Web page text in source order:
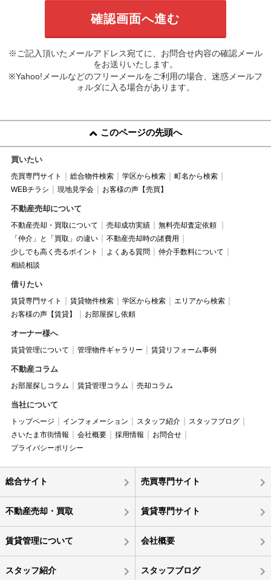
※ご記入頂いたメールアドレス宛てに、お問合せ内容の確認メール
をお送りいたします。
※Yahoo!メールなどのフリーメールをご利用の場合、迷惑メールフ
ォルダに入る場合があります。
このページの先頭へ
買いたい
売買専門サイト 総合物件検索 学区から検索
町名から検索
WEBチラシ
現地見学会 お客様の声【売買】
不動産売却について
不動産売却・買取について 売却成功実績
無料売却査定依頼
「仲介」と「買取」の違い
不動産売却時の諸費用
少しでも高く売るポイント
よくある質問
仲介手数料について
相続相談
借りたい
賃貸専門サイト 賃貸物件検索 学区から検索
エリアから検索
お客様の声【賃貸】
お部屋探し依頼
オーナー様へ
賃貸管理について 管理物件ギャラリー 賃貸リフォーム事例
不動産コラム
お部屋探しコラム 賃貸管理コラム 売却コラム
当社について
トップページ インフォメーション スタッフ紹介
スタッフブログ
さいたま市街情報
会社概要 採用情報
お問合せ
プライバシーポリシー
総合サイト 売買専門サイト
不動産売却・買取 賃貸専門サイト
賃貸管理について 会社概要
スタッフ紹介 スタッフブログ